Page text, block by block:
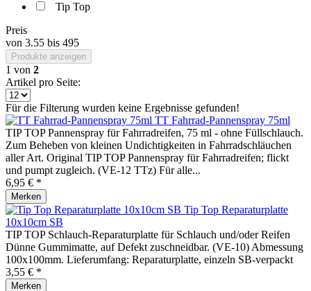
Tip Top
Preis
von 3.55 bis 495
Produkte anzeigen
1 von 2
Artikel pro Seite:
Für die Filterung wurden keine Ergebnisse gefunden!
TT Fahrrad-Pannenspray 75ml
TIP TOP Pannenspray für Fahrradreifen, 75 ml - ohne Füllschlauch.
Zum Beheben von kleinen Undichtigkeiten in Fahrradschläuchen
aller Art. Original TIP TOP Pannenspray für Fahrradreifen; flickt
und pumpt zugleich. (VE-12 TTz) Für alle...
6,95 € *
Merken
Tip Top Reparaturplatte
10x10cm SB
TIP TOP Schlauch-Reparaturplatte für Schlauch und/oder Reifen
Dünne Gummimatte, auf Defekt zuschneidbar. (VE-10) Abmessung
100x100mm. Lieferumfang: Reparaturplatte, einzeln SB-verpackt
3,55 € *
Merken